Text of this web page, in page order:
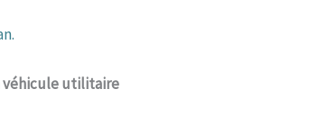
véhicule utilitaire